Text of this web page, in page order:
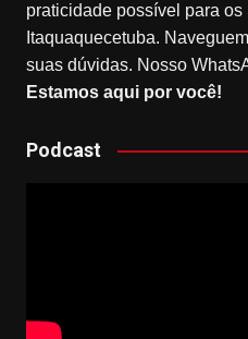
praticidade possível para os
Itaquaquecetuba.
suas dúvidas. Nosso
Estamos aqui por você!
Podcast